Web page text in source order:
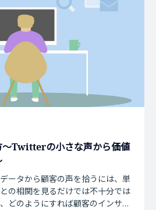
～Twitterの小さな声から価値
ータから顧客の声を拾うには、単
の相関を見るだけでは不十分では
どのようにすれば顧客のインサイ